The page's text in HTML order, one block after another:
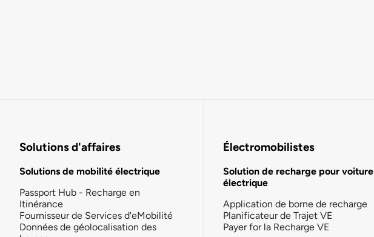
Solutions d'affaires
Solutions de mobilité électrique
Passport Hub - Recharge en
Itinérance
Fournisseur de Services d'eMobilité
Données de géolocalisation des
Électromobilistes
Solution de recharge pour voiture
électrique
Application de borne de recharge
Planificateur de Trajet VE
Payer for la Recharge VE